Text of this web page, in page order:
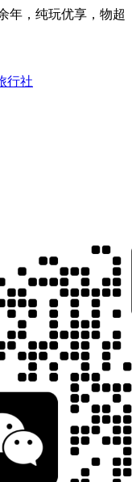
年，纯玩优享，物超
行社